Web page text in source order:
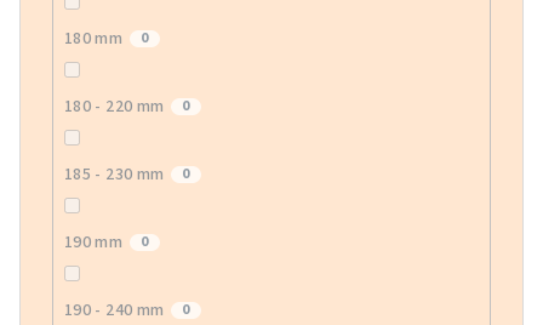
180 mm 0
180 - 220 mm 0
185 - 230 mm 0
190 mm 0
190 - 240 mm 0